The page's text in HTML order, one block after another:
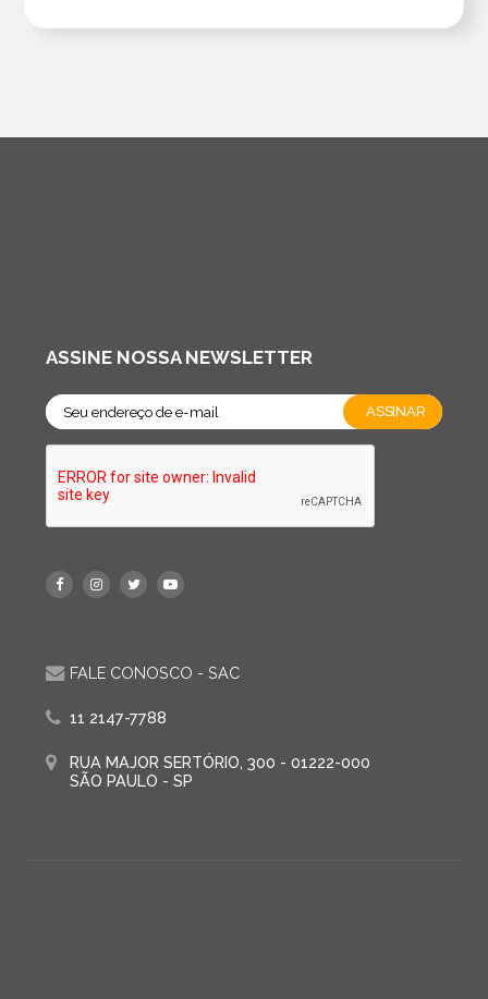
ASSINE NOSSA NEWSLETTER
FALE CONOSCO - SAC
11 2147-7788
RUA MAJOR SERTÓRIO, 300 - 01222-000
SÃO PAULO - SP